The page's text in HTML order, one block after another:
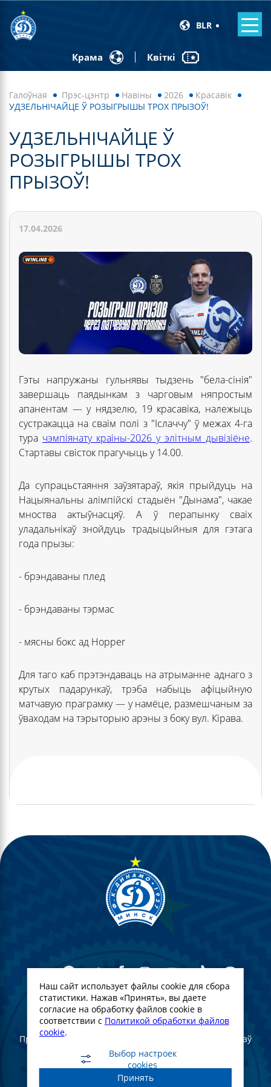
BLR
Крама Квіткі
Галоўная Прэс-цэнтр Навiны 2026
Красавік
УДЗЕЛЬНІЧАЙЦЕ Ў РОЗЫГРЫШЫ ТРОХ ПРЫЗОЎ!
УДЗЕЛЬНІЧАЙЦЕ Ў
РОЗЫГРЫШЫ ТРОХ
ПРЫЗОЎ!
17.04.2026
Гэты напружаны гульнявы тыдзень "бела-сінія"
завершаць паядынкам з чарговым няпростым
апанентам — у нядзелю, 19 красавіка, належыць
сустракацца на сваім полі з "Іслаччу" ў межах 4-га
тура чэмпіянату краіны-2026 у элітным дывізіёне.
Стартавы свісток прагучыць у 14.00.
Да супрацьстаяння заўзятараў, якія прыйдуць на
Нацыянальны алімпійскі стадыён "Дынама", чакае
мноства актыўнасцяў. А ў перапынку сваіх
уладальнікаў знойдуць традыцыйныя для гэтага
года прызы:
- брэндаваны плед
- брэндаваны тэрмас
- мясны бокс ад Hopper
Для таго каб прэтэндаваць на атрыманне аднаго з
крутых падарункаў, трэба набыць афіцыйную
матчавую праграмку — у намёце, размешчаным за
ўваходам на тэрыторыю арэны з боку вул. Кірава.
© Футбольны клуб Дынама-Мінск. 2022
Пры поўным або частковым выкарыстанні матэрыялаў
спасылка на афіцыйны сайт ФК "Дынама-Мінск"
абавязковая
Создание и продвижение сайта -
Наш сайт использует файлы cookie для сбора
статистики. Нажав «Принять», вы даете
согласие на обработку файлов cookie в
соответствии с Политикой обработки файлов
cookie.
Выбор настроек
cookies
Принять